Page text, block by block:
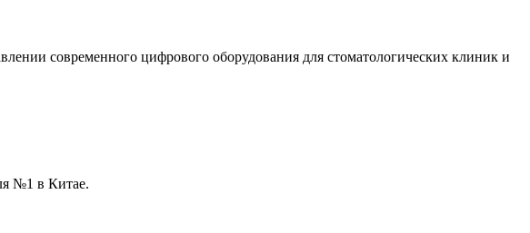
современного цифрового оборудования для стоматологических клиник и
№1 в Китае.